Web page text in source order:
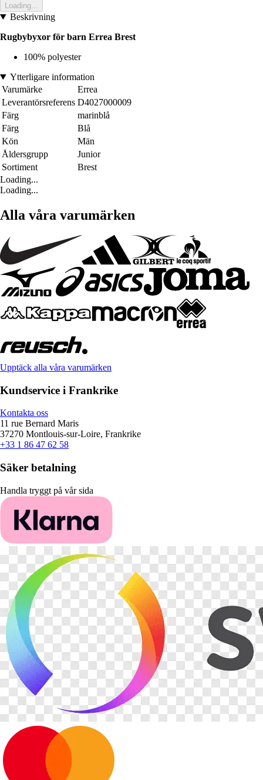
Loading...
Beskrivning
Rugbybyxor för barn Errea Brest
100% polyester
Ytterligare information
Varumärke
Errea
Leverantörsreferens D4027000009
Färg
marinblå
Färg
Blå
Kön
Män
Åldersgrupp
Junior
Sortiment
Brest
Loading...
Loading...
Alla våra varumärken
Upptäck alla våra varumärken
Kundservice i Frankrike
Kontakta oss
11 rue Bernard Maris
37270 Montlouis-sur-Loire, Frankrike
+33 1 86 47 62 58
Säker betalning
Handla tryggt på vår sida